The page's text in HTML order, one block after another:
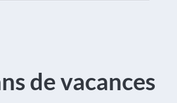
de vacances